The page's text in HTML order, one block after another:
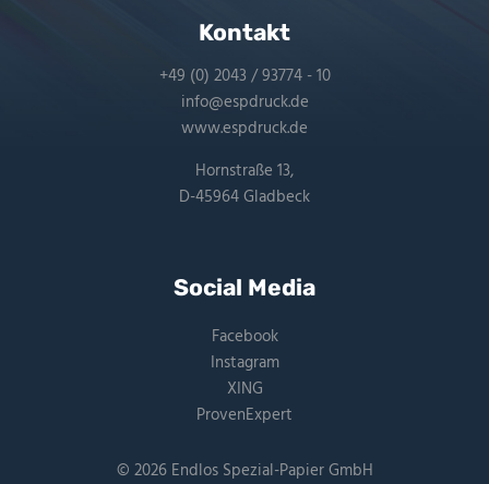
Kontakt
+49 (0) 2043 / 93774 - 10
info@espdruck.de
www.espdruck.de
Hornstraße 13,
D-45964 Gladbeck
Social Media
Facebook
Instagram
XING
ProvenExpert
© 2026 Endlos Spezial-Papier GmbH